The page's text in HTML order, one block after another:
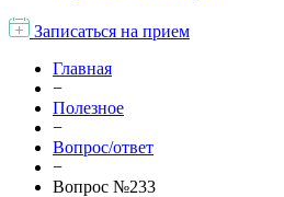
Записаться на прием
Главная
−
Полезное
−
Вопрос/ответ
−
Вопрос №233